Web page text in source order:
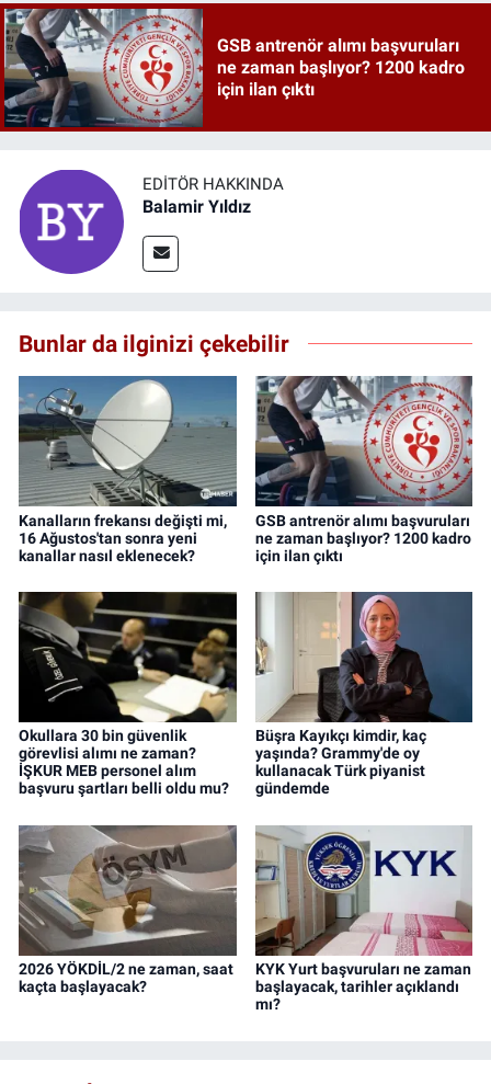
GSB antrenör alımı başvuruları
ne zaman başlıyor? 1200 kadro
için ilan çıktı
EDITÖR HAKKINDA
Balamir Yıldız
Bunlar da ilginizi çekebilir
Kanalların frekansı değişti mi,
16 Ağustos'tan sonra yeni
kanallar nasıl eklenecek?
GSB antrenör alımı başvuruları
ne zaman başlıyor? 1200 kadro
için ilan çıktı
Okullara 30 bin güvenlik
görevlisi alımı ne zaman?
İŞKUR MEB personel alım
başvuru şartları belli oldu mu?
Büşra Kayıkçı kimdir, kaç
yaşında? Grammy'de oy
kullanacak Türk piyanist
gündemde
2026 YÖKDİL/2 ne zaman, saat
kaçta başlayacak?
KYK Yurt başvuruları ne zaman
başlayacak, tarihler açıklandı
mı?